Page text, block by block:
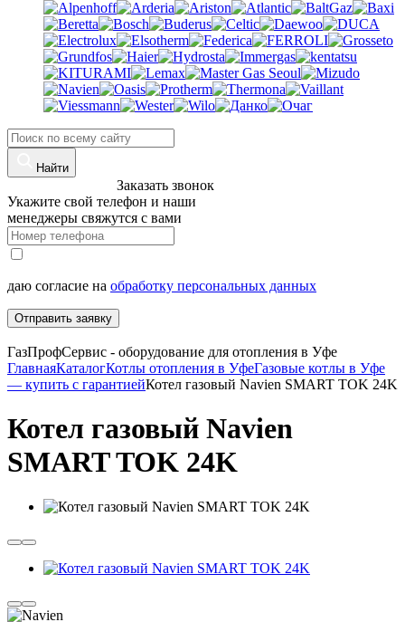
Найти
Заказать звонок
Укажите свой телефон и наши
менеджеры свяжутся с вами
даю согласие на обработку персональных данных
Отправить заявку
ГазПрофСервис - оборудование для отопления в Уфе
ГлавнаяКаталогКотлы отопления в УфеГазовые котлы в Уфе
— купить с гарантиейКотел газовый Navien SMART TOK 24K
Котел газовый Navien
SMART TOK 24K